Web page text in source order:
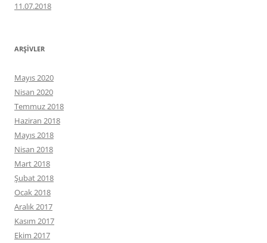
11.07.2018
ARŞIVLER
Mayıs 2020
Nisan 2020
Temmuz 2018
Haziran 2018
Mayıs 2018
Nisan 2018
Mart 2018
Şubat 2018
Ocak 2018
Aralık 2017
Kasım 2017
Ekim 2017